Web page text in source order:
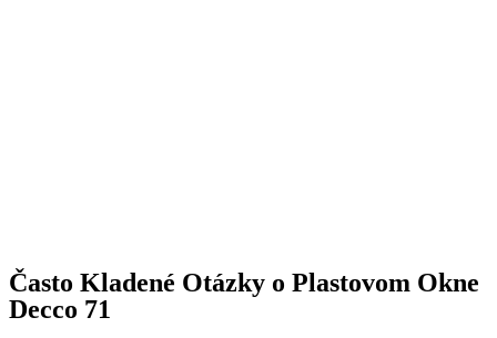
Často Kladené Otázky o Plastovom Okne
Decco 71